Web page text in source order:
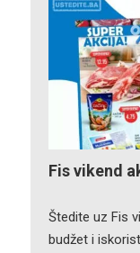
Fis vikend
Štedite uz Fis
budžet i